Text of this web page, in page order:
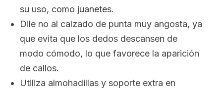
su uso, como juanetes.
Dile no al calzado de punta muy angosta, ya
que evita que los dedos descansen de
modo cómodo, lo que favorece la aparición
de callos.
Utiliza almohadillas y soporte extra en